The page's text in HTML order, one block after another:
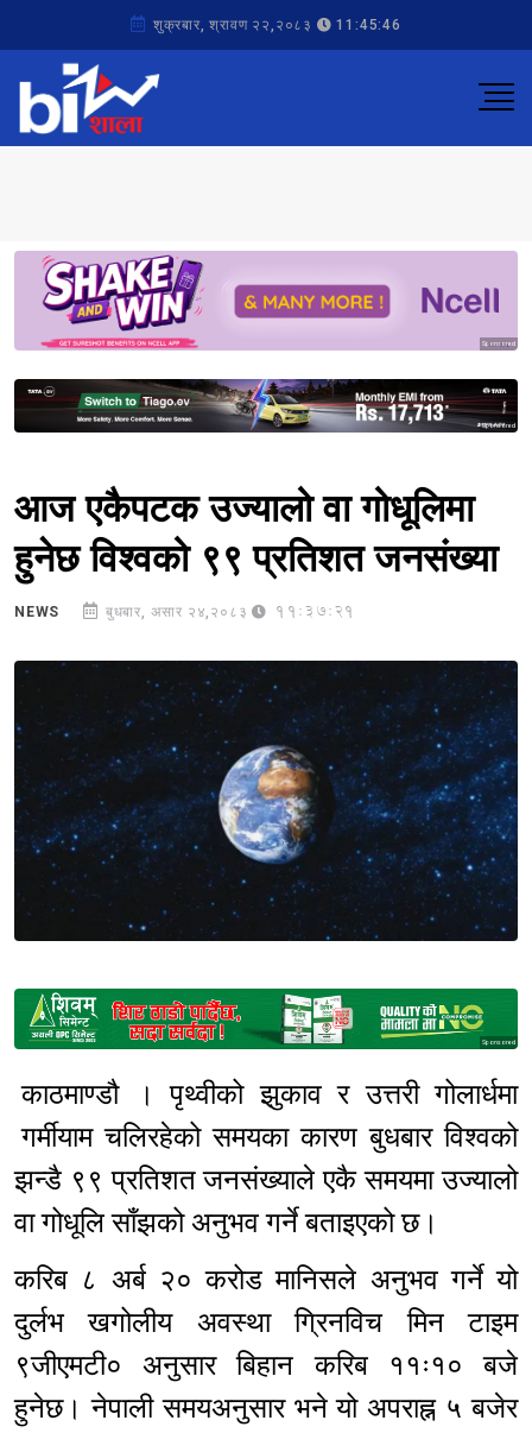
शुक्रबार, श्रावण २२,२०८३ 11:45:46
Sponsored
Sponsored
आज एकैपटक उज्यालो वा गोधूलिमा
हुनेछ विश्वको ९९ प्रतिशत जनसंख्या
NEWS बुधबार, असार २४,२०८३ 11:37:21
Sponsored
काठमाण्डौ । पृथ्वीको झुकाव र उत्तरी गोलार्धमा
गर्मीयाम चलिरहेको समयका कारण बुधबार विश्वको
झन्डै ९९ प्रतिशत जनसंख्याले एकै समयमा उज्यालो
वा गोधूलि साँझको अनुभव गर्ने बताइएको छ।
करिब ८ अर्ब २० करोड मानिसले अनुभव गर्ने यो
दुर्लभ खगोलीय अवस्था ग्रिनविच मिन टाइम
९जीएमटी० अनुसार बिहान करिब ११ः१० बजे
हुनेछ। नेपाली समयअनुसार भने यो अपराह्न ५ बजेर